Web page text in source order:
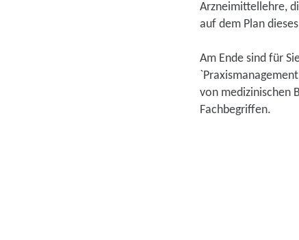
Arzneimittellehre,
auf dem Plan
Am Ende sind für
von medizinischen
Fachbegriffen.